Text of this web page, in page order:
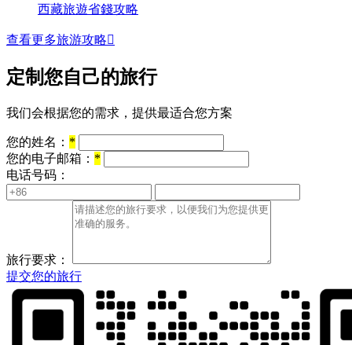
西藏旅遊省錢攻略
查看更多旅游攻略
定制您自己的旅行
我们会根据您的需求，提供最适合您方案
您的姓名： *
您的电子邮箱： *
电话号码：
旅行要求：
提交您的旅行